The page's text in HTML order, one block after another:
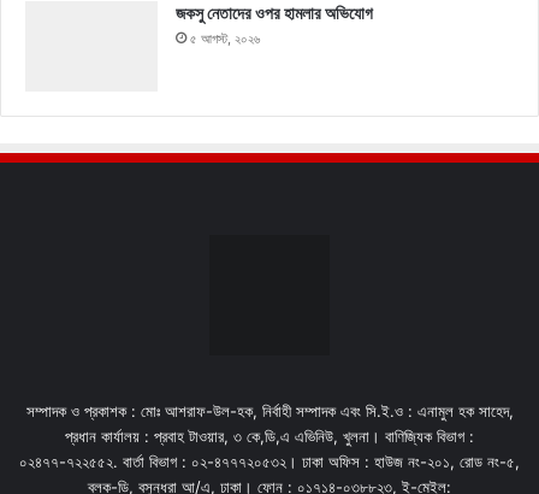
জকসু নেতাদের ওপর হামলার অভিযোগ
৫ আগস্ট, ২০২৬
সম্পাদক ও প্রকাশক : মোঃ আশরাফ-উল-হক, নির্বাহী সম্পাদক এবং সি.ই.ও : এনামুল হক সাহেদ,
প্রধান কার্যালয় : প্রবাহ টাওয়ার, ৩ কে,ডি,এ এভিনিউ, খুলনা। বাণিজ্যিক বিভাগ :
০২৪৭৭-৭২২৫৫২. বার্তা বিভাগ : ০২-৪৭৭৭২০৫৩২। ঢাকা অফিস : হাউজ নং-২০১, রোড নং-৫,
ব্লক-ডি, বসুন্ধরা আ/এ, ঢাকা। ফোন : ০১৭১৪-০৩৮৮২৩, ই-মেইল: